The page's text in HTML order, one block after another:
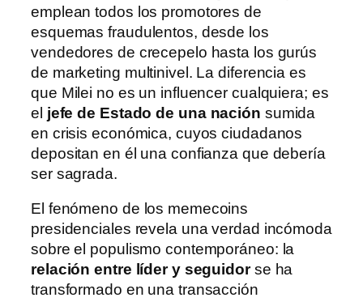
emplean todos los promotores de
esquemas fraudulentos, desde los
vendedores de crecepelo hasta los gurús
de marketing multinivel. La diferencia es
que Milei no es un influencer cualquiera; es
el jefe de Estado de una nación sumida
en crisis económica, cuyos ciudadanos
depositan en él una confianza que debería
ser sagrada.
El fenómeno de los memecoins
presidenciales revela una verdad incómoda
sobre el populismo contemporáneo: la
relación entre líder y seguidorse ha
transformado en una transacción